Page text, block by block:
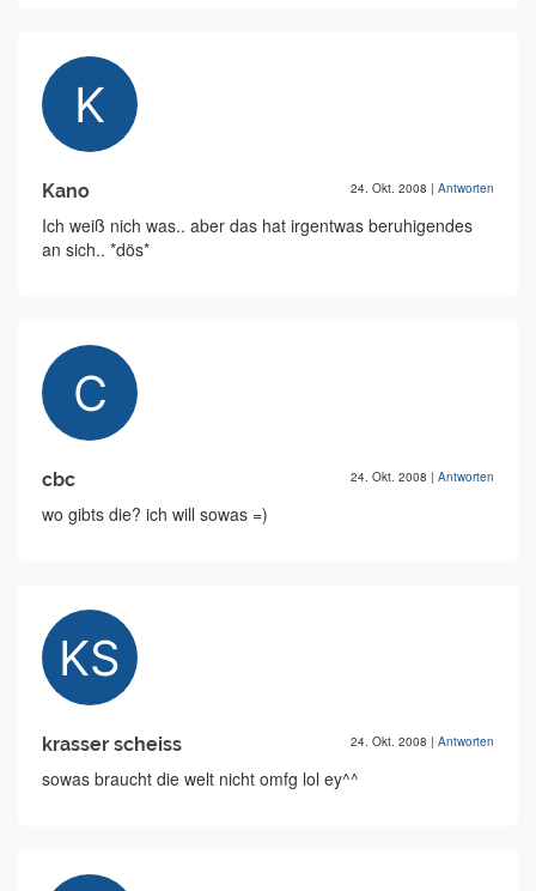
Kano 24. Okt. 2008 | Antworten
Ich weiß nich was.. aber das hat irgentwas beruhigendes
an sich.. *dös*
cbc 24. Okt. 2008 | Antworten
wo gibts die? ich will sowas =)
krasser scheiss 24. Okt. 2008 | Antworten
sowas braucht die welt nicht omfg lol ey^^